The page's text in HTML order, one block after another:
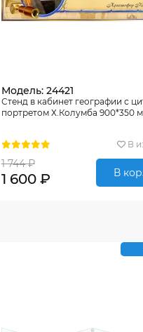
Модель: 24421
Стенд в кабинет географии с
портретом Х.Колумба 900*350
В
1 744 ₽
1 600 ₽ В